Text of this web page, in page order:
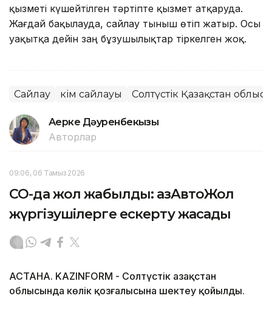
қызметі күшейтілген тәртіпте қызмет атқаруда.
Жағдай бақылауда, сайлау тыныш өтіп жатыр. Осы
уақытқа дейін заң бұзушылықтар тіркелген жоқ.
Сайлау Әкім сайлауы Солтүстік Қазақстан
Ақерке Дәуренбекқызы
Авторлар
09:06, 06 Тамыз 2026
СҚО-да жол жабылды: ҚазАвтоЖол
жүргізушілерге ескерту жасады
АСТАНА. KAZINFORM - Солтүстік Қазақстан
облысында көлік қозғалысына шектеу қойылды.